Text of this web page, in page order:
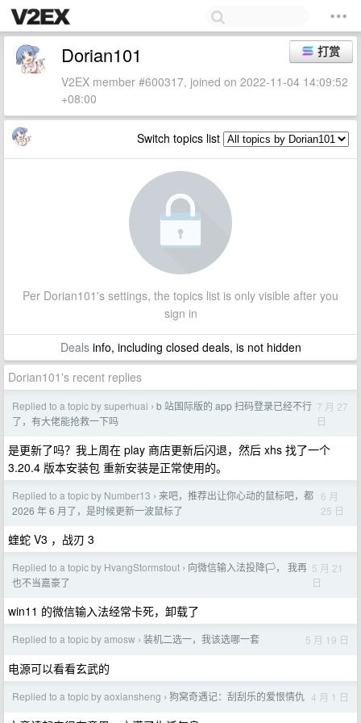
打赏
Dorian101
V2EX member #600317, joined on 2022-11-04 14:09:52
+08:00
Switch topics list
Per Dorian101's settings, the topics list is only visible after you
sign in
Dealsinfo, including closed deals, is not hidden
Dorian101's recent replies
Replied to a topic by superhuai › b 站国际版的 app 扫码登录已经不行
了，有大佬能抢救一下吗
7 月 27
日
是更新了吗？我上周在 play 商店更新后闪退，然后 xhs 找了一个
3.20.4 版本安装包 重新安装是正常使用的。
Replied to a topic by Number13 › 来吧，推荐出让你心动的鼠标吧，都
2026 年 6 月了，是时候更新一波鼠标了
6 月
25 日
蝰蛇 V3 ，战刃 3
Replied to a topic by HvangStormstout › 向微信输入法投降🏳️， 我再
也不当嘉豪了
5 月 21
日
win11 的微信输入法经常卡死，卸载了
Replied to a topic by amosw › 装机二选一，我该选哪一套 5 月 19 日
电源可以看看玄武的
Replied to a topic by aoxiansheng › 狗窝奇遇记：刮刮乐的爱恨情仇 4 月 1 日